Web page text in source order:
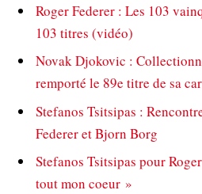
Roger Federer : Les 103
103 titres (vidéo)
Novak Djokovic :
remporté le 89e titre de sa
Stefanos Tsitsipas :
Federer et Bjorn Borg
Stefanos Tsitsipas pour
tout mon coeur »